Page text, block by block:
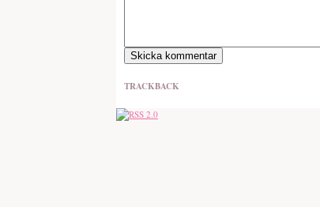
TRACKBACK